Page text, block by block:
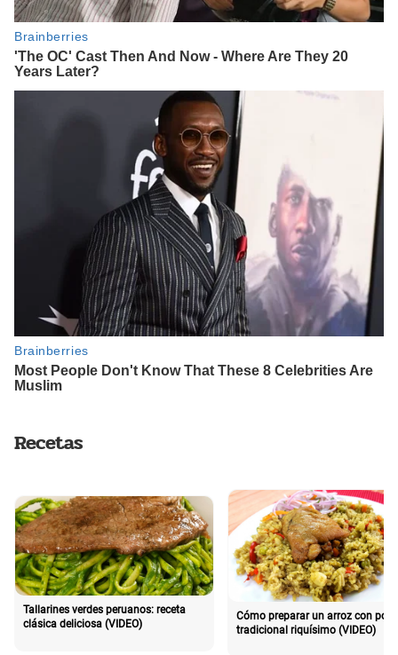
Recetas
Tallarines verdes peruanos: receta
clásica deliciosa (VIDEO)
Cómo preparar un arroz con pollo
tradicional riquísimo (VIDEO)